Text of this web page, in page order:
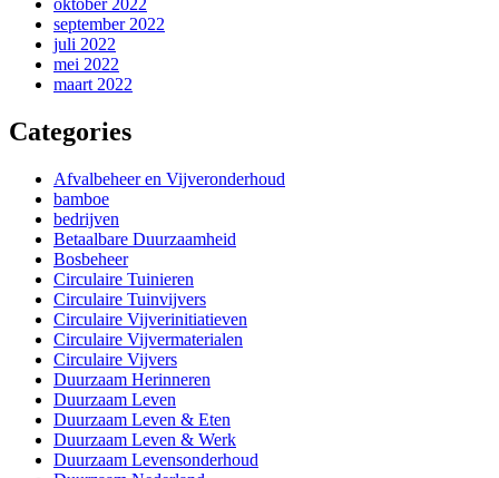
oktober 2022
september 2022
juli 2022
mei 2022
maart 2022
Categories
Afvalbeheer en Vijveronderhoud
bamboe
bedrijven
Betaalbare Duurzaamheid
Bosbeheer
Circulaire Tuinieren
Circulaire Tuinvijvers
Circulaire Vijverinitiatieven
Circulaire Vijvermaterialen
Circulaire Vijvers
Duurzaam Herinneren
Duurzaam Leven
Duurzaam Leven & Eten
Duurzaam Leven & Werk
Duurzaam Levensonderhoud